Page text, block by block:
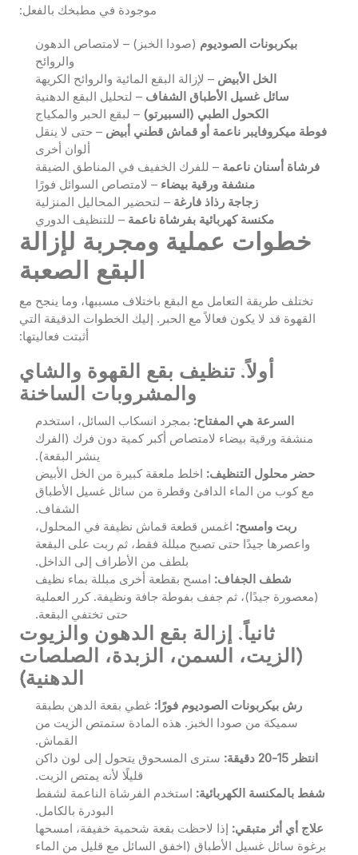
موجودة في مطبخك بالفعل:
بيكربونات الصوديوم (صودا الخبز) – لامتصاص الدهون
والروائح
الخل الأبيض – لإزالة البقع المائية والروائح الكريهة
سائل غسيل الأطباق الشفاف – لتحليل البقع الدهنية
الكحول الطبي (السبيرتو) – لبقع الحبر والمكياج
فوطة ميكروفايبر ناعمة أو قماش قطني أبيض – حتى لا ينقل
ألوان أخرى
فرشاة أسنان ناعمة – للفرك الخفيف في المناطق الضيقة
منشفة ورقية بيضاء – لامتصاص السوائل فورًا
زجاجة رذاذ فارغة – لتحضير المحاليل المنزلية
مكنسة كهربائية بفرشاة ناعمة – للتنظيف الدوري
خطوات عملية ومجربة لإزالة
البقع الصعبة
تختلف طريقة التعامل مع البقع باختلاف مسببها، وما ينجح مع
القهوة قد لا يكون فعالاً مع الحبر. إليك الخطوات الدقيقة التي
أثبتت فعاليتها:
أولاً: تنظيف بقع القهوة والشاي
والمشروبات الساخنة
السرعة هي المفتاح: بمجرد انسكاب السائل، استخدم
منشفة ورقية بيضاء لامتصاص أكبر كمية دون فرك (الفرك
ينشر البقعة).
حضر محلول التنظيف: اخلط ملعقة كبيرة من الخل الأبيض
مع كوب من الماء الدافئ وقطرة من سائل غسيل الأطباق
الشفاف.
ربت وامسح: اغمس قطعة قماش نظيفة في المحلول،
واعصرها جيدًا حتى تصبح مبللة فقط، ثم ربت على البقعة
بلطف من الأطراف إلى الداخل.
شطف الجفاف: امسح بقطعة أخرى مبللة بماء نظيف
(معصورة جيدًا)، ثم جفف بفوطة جافة ونظيفة. كرر العملية
حتى تختفي البقعة.
ثانياً: إزالة بقع الدهون والزيوت
(الزيت، السمن، الزبدة، الصلصات
الدهنية)
رش بيكربونات الصوديوم فورًا: غطي بقعة الدهن بطبقة
سميكة من صودا الخبز. هذه المادة ستمتص الزيت من
القماش.
انتظر 15-20 دقيقة:
سترى المسحوق يتحول إلى لون داكن
قليلًا لأنه يمتص الزيت.
شفط بالمكنسة الكهربائية: استخدم الفرشاة الناعمة لشفط
البودرة بالكامل.
علاج أي أثر متبقي: إذا لاحظت بقعة شحمية خفيفة، امسحها
برغوة سائل غسيل الأطباق (اخفق السائل مع قليل من الماء